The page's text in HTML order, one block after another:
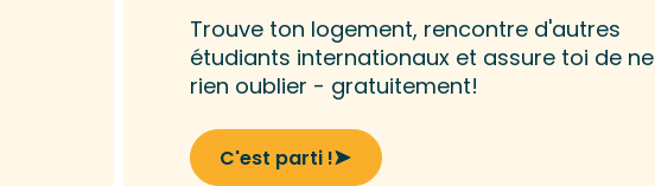
Trouve ton logement, rencontre d'autres
étudiants internationaux et assure toi de ne
rien oublier - gratuitement!
C'est parti !